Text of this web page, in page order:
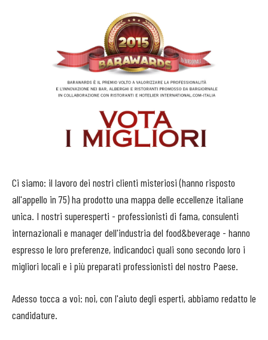
Ci siamo: il lavoro dei nostri clienti misteriosi (hanno risposto
all'appello in 75) ha prodotto una mappa delle eccellenze italiane
unica. I nostri superesperti - professionisti di fama, consulenti
internazionali e manager dell'industria del food&beverage - hanno
espresso le loro preferenze, indicandoci quali sono secondo loro i
migliori locali e i più preparati professionisti del nostro Paese.
Adesso tocca a voi: noi, con l'aiuto degli esperti, abbiamo redatto le
candidature.